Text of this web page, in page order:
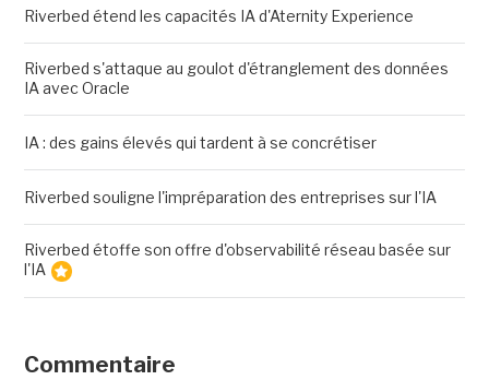
Riverbed étend les capacités IA d'Aternity Experience
Riverbed s'attaque au goulot d'étranglement des données
IA avec Oracle
IA : des gains élevés qui tardent à se concrétiser
Riverbed souligne l'impréparation des entreprises sur l'IA
Riverbed étoffe son offre d'observabilité réseau basée sur
l'IA
Commentaire